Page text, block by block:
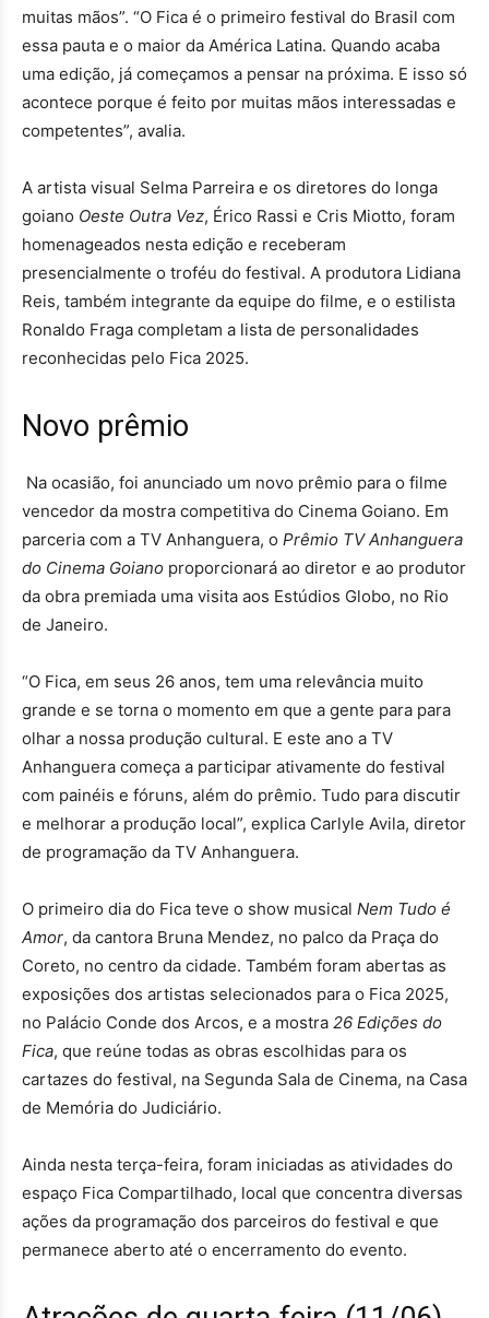
muitas mãos”. “O Fica é o primeiro festival do Brasil com
essa pauta e o maior da América Latina. Quando acaba
uma edição, já começamos a pensar na próxima. E isso só
acontece porque é feito por muitas mãos interessadas e
competentes”, avalia.
A artista visual Selma Parreira e os diretores do longa
goiano Oeste Outra Vez, Érico Rassi e Cris Miotto, foram
homenageados nesta edição e receberam
presencialmente o troféu do festival. A produtora Lidiana
Reis, também integrante da equipe do filme, e o estilista
Ronaldo Fraga completam a lista de personalidades
reconhecidas pelo Fica 2025.
Novo prêmio
Na ocasião, foi anunciado um novo prêmio para o filme
vencedor da mostra competitiva do Cinema Goiano. Em
parceria com a TV Anhanguera, o Prêmio TV Anhanguera
do Cinema Goiano proporcionará ao diretor e ao produtor
da obra premiada uma visita aos Estúdios Globo, no Rio
de Janeiro.
“O Fica, em seus 26 anos, tem uma relevância muito
grande e se torna o momento em que a gente para para
olhar a nossa produção cultural. E este ano a TV
Anhanguera começa a participar ativamente do festival
com painéis e fóruns, além do prêmio. Tudo para discutir
e melhorar a produção local”, explica Carlyle Avila, diretor
de programação da TV Anhanguera.
O primeiro dia do Fica teve o show musical Nem Tudo é
Amor, da cantora Bruna Mendez, no palco da Praça do
Coreto, no centro da cidade. Também foram abertas as
exposições dos artistas selecionados para o Fica 2025,
no Palácio Conde dos Arcos, e a mostra 26 Edições do
Fica, que reúne todas as obras escolhidas para os
cartazes do festival, na Segunda Sala de Cinema, na Casa
de Memória do Judiciário.
Ainda nesta terça-feira, foram iniciadas as atividades do
espaço Fica Compartilhado, local que concentra diversas
ações da programação dos parceiros do festival e que
permanece aberto até o encerramento do evento.